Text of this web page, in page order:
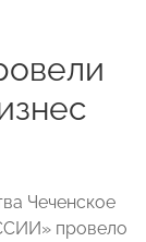
Чеченское
провело